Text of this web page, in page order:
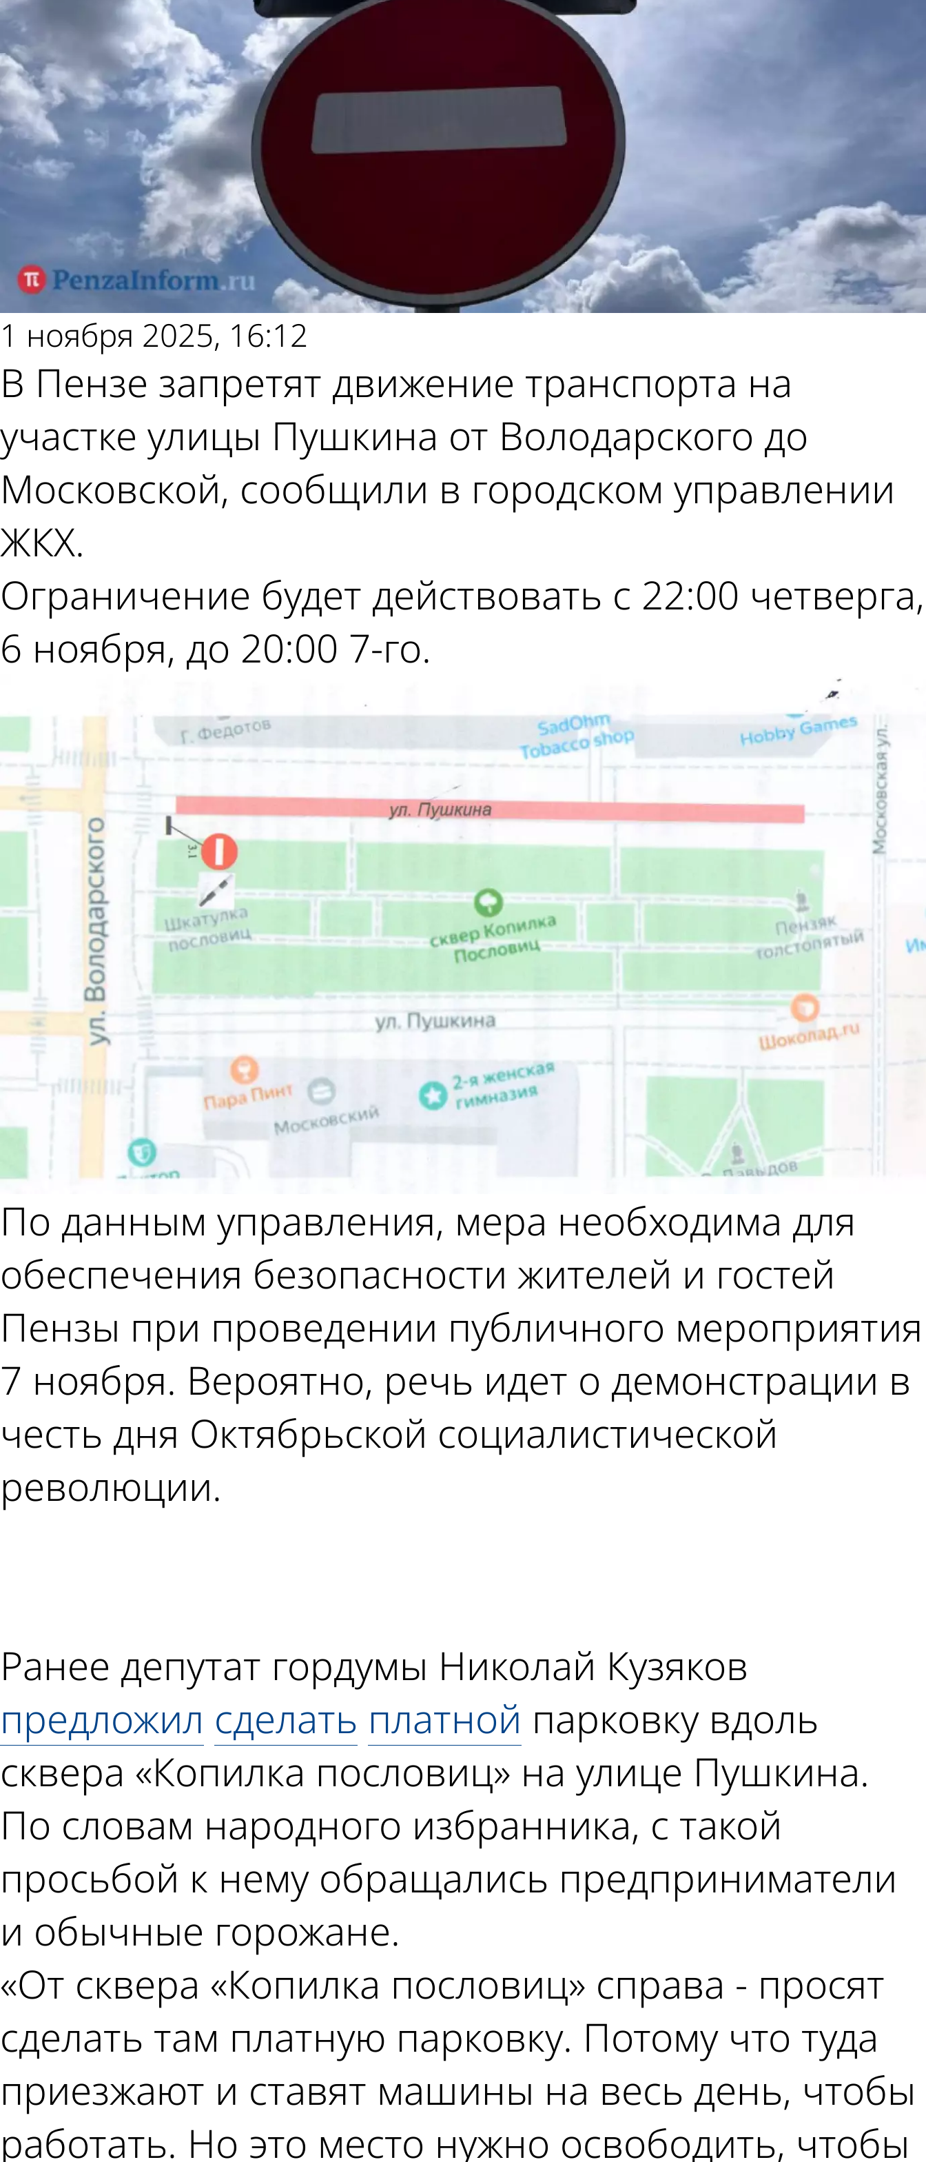
1 ноября 2025, 16:12
В Пензе запретят движение транспорта на
участке улицы Пушкина от Володарского до
Московской, сообщили в городском управлении
ЖКХ.
Ограничение будет действовать с 22:00 четверга,
6 ноября, до 20:00 7-го.
По данным управления, мера необходима для
обеспечения безопасности жителей и гостей
Пензы при проведении публичного мероприятия
7 ноября. Вероятно, речь идет о демонстрации в
честь дня Октябрьской социалистической
революции.
Ранее депутат гордумы Николай Кузяков
предложил сделать платной парковку вдоль
сквера «Копилка пословиц» на улице Пушкина.
По словам народного избранника, с такой
просьбой к нему обращались предприниматели
и обычные горожане.
«От сквера «Копилка пословиц» справа - просят
сделать там платную парковку. Потому что туда
приезжают и ставят машины на весь день, чтобы
работать. Но это место нужно освободить, чтобы